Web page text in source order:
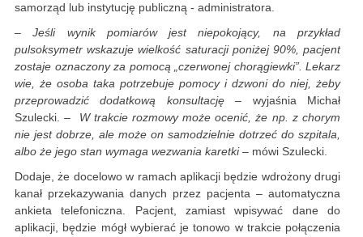
samorząd lub instytucję publiczną - administratora.
– Jeśli wynik pomiarów jest niepokojący, na przykład
pulsoksymetr wskazuje wielkość saturacji poniżej 90%, pacjent
zostaje oznaczony za pomocą „czerwonej chorągiewki”. Lekarz
wie, że osoba taka potrzebuje pomocy i dzwoni do niej, żeby
przeprowadzić dodatkową konsultację – wyjaśnia Michał
Szulecki.– W trakcie rozmowy może ocenić, że np. z chorym
nie jest dobrze, ale może on samodzielnie dotrzeć do szpitala,
albo że jego stan wymaga wezwania karetki – mówi Szulecki.
Dodaje, że docelowo w ramach aplikacji będzie wdrożony drugi
kanał przekazywania danych przez pacjenta – automatyczna
ankieta telefoniczna. Pacjent, zamiast wpisywać dane do
aplikacji, będzie mógł wybierać je tonowo w trakcie połączenia